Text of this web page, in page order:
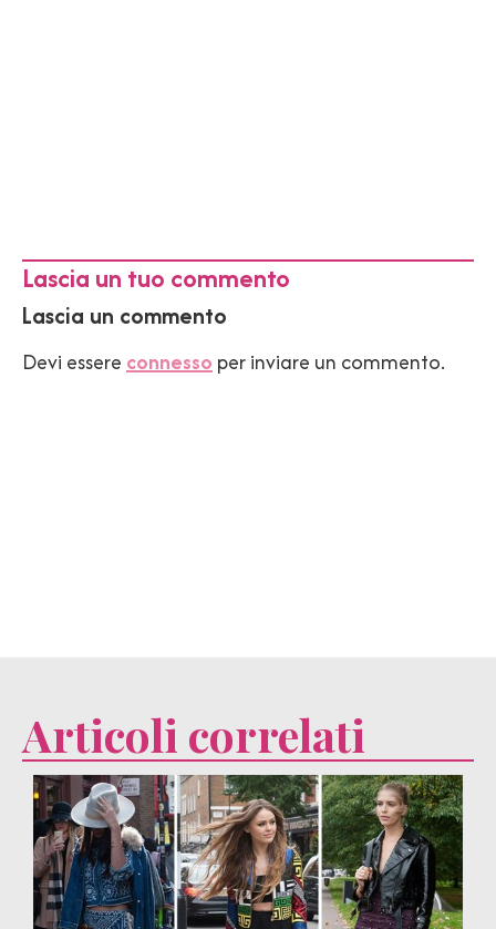
Lascia un tuo commento
Lascia un commento
Devi essere connesso per inviare un commento.
Articoli correlati